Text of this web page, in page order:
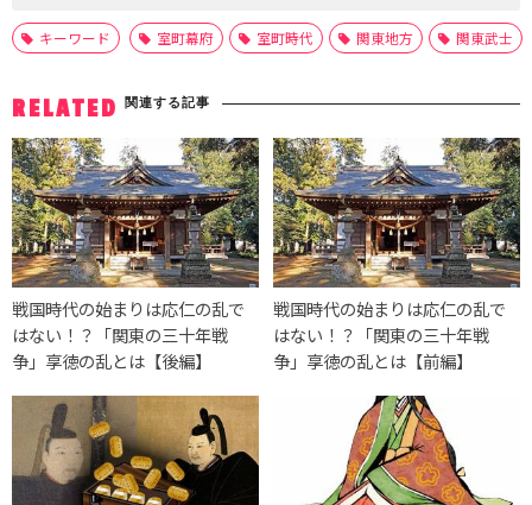
キーワード 室町幕府 室町時代 関東地方 関東武士
RELATED 関連する記事
戦国時代の始まりは応仁の乱で
はない！？「関東の三十年戦
争」享徳の乱とは【後編】
戦国時代の始まりは応仁の乱で
はない！？「関東の三十年戦
争」享徳の乱とは【前編】